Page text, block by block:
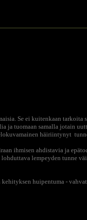
Se ei kuitenkaan
ja tuomaan samalla jotain
häiriintynyt
ihmisen ahdistavia ja
lempeyden tunne
huipentuma -